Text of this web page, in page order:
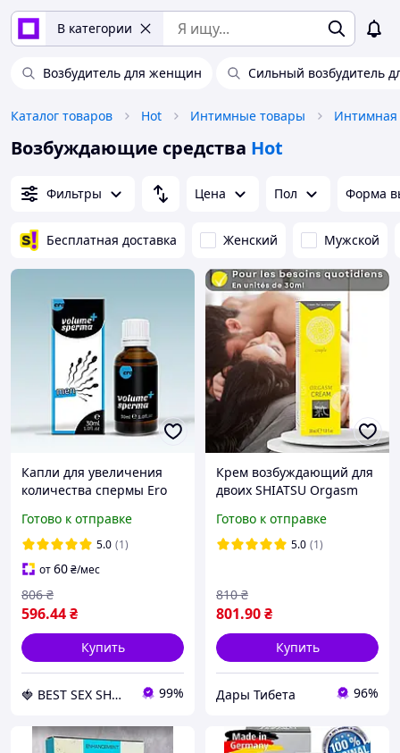
В категории
Возбудитель для женщин Сильный возбудитель
Каталог товаров Hot Интимные товары Интимная
Возбуждающие средства Hot
Фильтры Цена Пол Форма
Бесплатная доставка Женский Мужской
Капли для увеличения
количества спермы Ero
мл
Готово к отправке
5.0 (1)
от60₴/мес
596.44₴
806 ₴
Купить
🍓 BEST SEX SHOP 💋 99%
Крем возбуждающий для
двоих SHIATSU Orgasm
Готово к отправке
5.0 (1)
801.90₴
810 ₴
Купить
Дары Тибета 96%